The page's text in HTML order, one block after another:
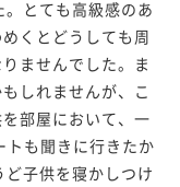
とても高級感のあ
くとどうしても周
ませんでした。ま
しれませんが、こ
部屋において、一
トも聞きに行きたか
子供を寝かしつけ